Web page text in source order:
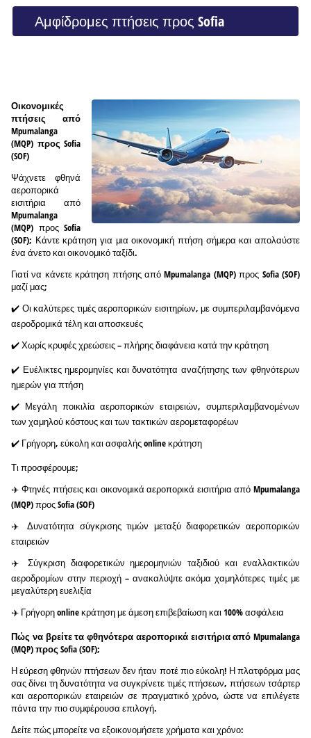
Αμφίδρομες πτήσεις προς Sofia
Οικονομικές
πτήσεις από
Mpumalanga
(MQP) προς Sofia
(SOF)
Ψάχνετε φθηνά
αεροπορικά
εισιτήρια από
Mpumalanga
(MQP) προς Sofia
(SOF); Κάντε κράτηση για μια οικονομική πτήση σήμερα και απολαύστε
ένα άνετο και οικονομικό ταξίδι.
Γιατί να κάνετε κράτηση πτήσης από Mpumalanga (MQP) προς Sofia (SOF)
μαζί μας;
✔️ Οι καλύτερες τιμές αεροπορικών εισιτηρίων, με συμπεριλαμβανόμενα
αεροδρομικά τέλη και αποσκευές
✔️ Χωρίς κρυφές χρεώσεις – πλήρης διαφάνεια κατά την κράτηση
✔️ Ευέλικτες ημερομηνίες και δυνατότητα αναζήτησης των φθηνότερων
ημερών για πτήση
✔️ Μεγάλη ποικιλία αεροπορικών εταιρειών, συμπεριλαμβανομένων
των χαμηλού κόστους και των τακτικών αερομεταφορέων
✔️ Γρήγορη, εύκολη και ασφαλής online κράτηση
Τι προσφέρουμε;
✈️ Φτηνές πτήσεις και οικονομικά αεροπορικά εισιτήρια από Mpumalanga
(MQP) προς Sofia (SOF)
✈️ Δυνατότητα σύγκρισης τιμών μεταξύ διαφορετικών αεροπορικών
εταιρειών
✈️ Σύγκριση διαφορετικών ημερομηνιών ταξιδιού και εναλλακτικών
αεροδρομίων στην περιοχή – ανακαλύψτε ακόμα χαμηλότερες τιμές με
μεγαλύτερη ευελιξία
✈️ Γρήγορη online κράτηση με άμεση επιβεβαίωση και 100% ασφάλεια
Πώς να βρείτε τα φθηνότερα αεροπορικά εισιτήρια από Mpumalanga
(MQP) προς Sofia (SOF);
Η εύρεση φθηνών πτήσεων δεν ήταν ποτέ πιο εύκολη! Η πλατφόρμα μας
σας δίνει τη δυνατότητα να συγκρίνετε τιμές πτήσεων, πτήσεων τσάρτερ
και αεροπορικών εταιρειών σε πραγματικό χρόνο, ώστε να επιλέγετε
πάντα την πιο συμφέρουσα επιλογή.
Δείτε πώς μπορείτε να εξοικονομήσετε χρήματα και χρόνο: